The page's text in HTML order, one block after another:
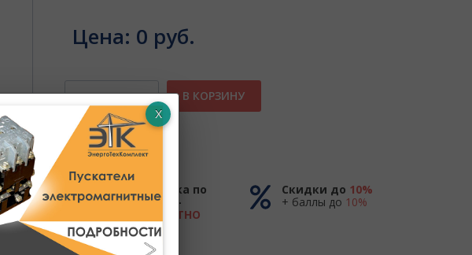
Цена: 0 руб.
В КОРЗИНУ
В избранное
Доставка по
России -
БЕСПЛАТНО
до ТК
Скидки до 10%
+ баллы до 10%